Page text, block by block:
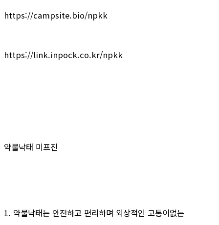
https://campsite.bio/npkk
https://link.inpock.co.kr/npkk
약물낙태 미프진
1. 약물낙태는 안전하고 편리하며 외상적인 고통이없는